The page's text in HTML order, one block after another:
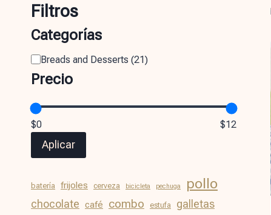
Filtros
Categorías
Breads and Desserts (21)
Precio
$0 $12
Aplicar
batería frijoles cerveza bicicleta pechuga pollo
chocolate café combo estufa galletas